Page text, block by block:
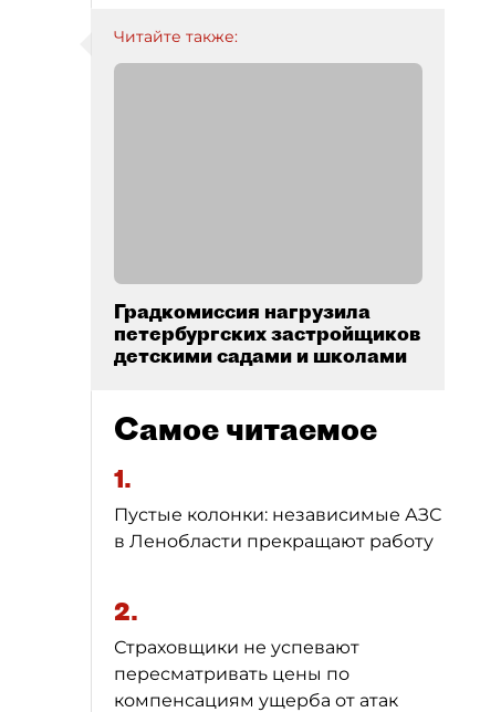
Читайте также:
Градкомиссия нагрузила
петербургских застройщиков
детскими садами и школами
Самое читаемое
1.
Пустые колонки: независимые АЗС
в Ленобласти прекращают работу
2.
Страховщики не успевают
пересматривать цены по
компенсациям ущерба от атак